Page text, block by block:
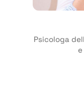
Psicologa